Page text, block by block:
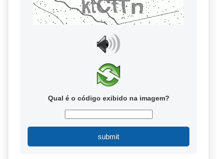
Qual é o código exibido na imagem?
submit